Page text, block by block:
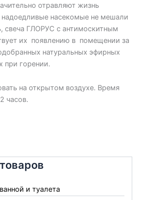
и туалета
отравляют жизнь
насекомые не мешали
свеча ГЛОРУС с антимоскитным
их появлению в помещении за
натуральных эфирных
при горении.
на открытом воздухе. Время
часов.